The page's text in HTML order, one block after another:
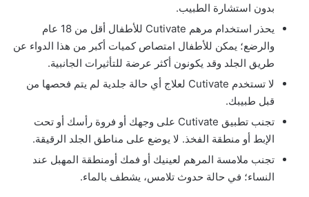
بدون استشارة الطبيب.
يحذر استخدام مرهم Cutivate للأطفال أقل من 18 عام
والرضع؛ يمكن للأطفال امتصاص كميات أكبر من هذا الدواء عن
طريق الجلد وقد يكونون أكثر عرضة للتأثيرات الجانبية.
لا تستخدم Cutivate لعلاج أي حالة جلدية لم يتم فحصها من
قبل طبيبك.
تجنب تطبيق Cutivate على وجهك أو فروة رأسك أو تحت
الإبط أو منطقة الفخذ. لا يوضع على مناطق الجلد الرقيقة.
تجنب ملامسة المرهم لعينيك أو فمك أومنطقة المهبل عند
النساء؛ في حالة حدوث تلامس، يشطف بالماء.